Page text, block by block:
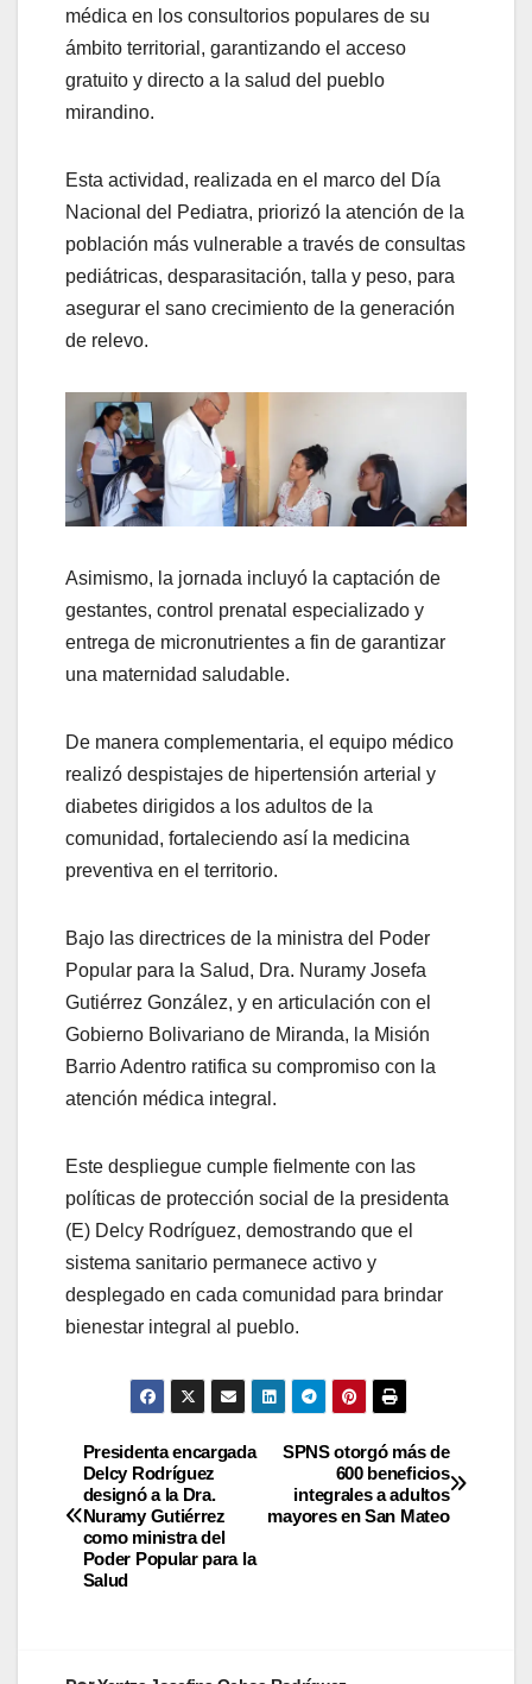
médica en los consultorios populares de su
ámbito territorial, garantizando el acceso
gratuito y directo a la salud del pueblo
mirandino.
Esta actividad, realizada en el marco del Día
Nacional del Pediatra, priorizó la atención de la
población más vulnerable a través de consultas
pediátricas, desparasitación, talla y peso, para
asegurar el sano crecimiento de la generación
de relevo.
Asimismo, la jornada incluyó la captación de
gestantes, control prenatal especializado y
entrega de micronutrientes a fin de garantizar
una maternidad saludable.
De manera complementaria, el equipo médico
realizó despistajes de hipertensión arterial y
diabetes dirigidos a los adultos de la
comunidad, fortaleciendo así la medicina
preventiva en el territorio.
Bajo las directrices de la ministra del Poder
Popular para la Salud, Dra. Nuramy Josefa
Gutiérrez González, y en articulación con el
Gobierno Bolivariano de Miranda, la Misión
Barrio Adentro ratifica su compromiso con la
atención médica integral.
Este despliegue cumple fielmente con las
políticas de protección social de la presidenta
(E) Delcy Rodríguez, demostrando que el
sistema sanitario permanece activo y
desplegado en cada comunidad para brindar
bienestar integral al pueblo.
SPNS otorgó más de
600 beneficios
integrales a adultos
mayores en San Mateo
Presidenta encargada
Delcy Rodríguez
designó a la Dra.
Nuramy Gutiérrez
como ministra del
Poder Popular para la
Salud